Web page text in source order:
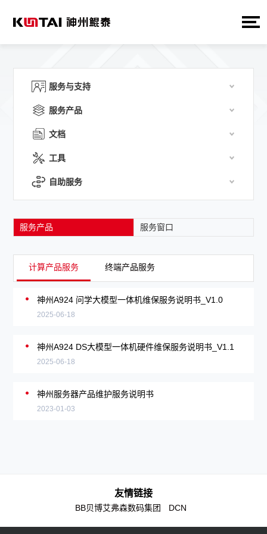
服务与支持
服务产品
文档
工具
自助服务
服务产品 服务窗口
计算产品服务 终端产品服务
神州A924 问学大模型一体机维保服务说明书_V1.0
2025-06-18
神州A924 DS大模型一体机硬件维保服务说明书_V1.1
2025-06-18
神州服务器产品维护服务说明书
2023-01-03
友情链接
BB贝博艾弗森数码集团 DCN